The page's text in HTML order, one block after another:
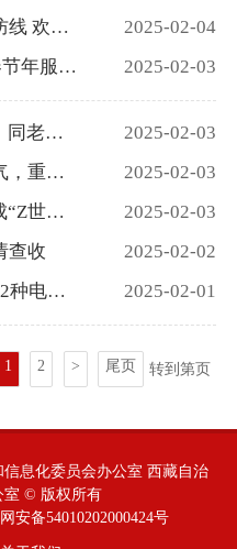
【平安建设】共筑网络安全防线 欢度平安蛇年春节
2025-02-04
（新春见闻）“A世代”蛇年春节年服流行巴恩风
2025-02-03
新春走基层·记者体验360行丨同老外“China Travel”：“春节是中国的，也是世界的”
2025-02-03
节气里的大美西藏丨立春节气，重磅呈现！
2025-02-03
（新春走基层）“包村过年”成“Z世代”春节新风潮
2025-02-03
查收
2025-02-02
警方通报：春节期间高发的22种电信网络诈骗套路、十条防骗秘籍、“三不一要”！
2025-02-01
1 2 > 尾页 转到第页
息化委员会办公室 西藏自治
室 © 版权所有
安备54010202000424号